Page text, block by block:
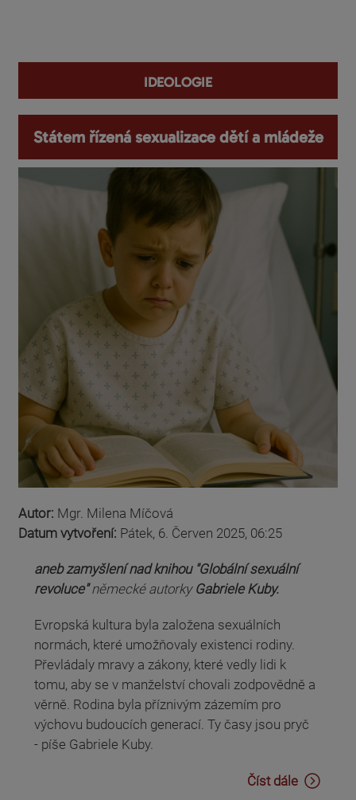
ideologie
Státem řízená sexualizace dětí a mládeže
Autor: Mgr. Milena Míčová
Datum vytvoření: Pátek, 6. Červen 2025, 06:25
aneb zamyšlení nad knihou "Globální sexuální
revoluce"německé autorkyGabriele Kuby.
Evropská kultura byla založena sexuálních
normách, které umožňovaly existenci rodiny.
Převládaly mravy a zákony, které vedly lidi k
tomu, aby se v manželství chovali zodpovědně a
věrně. Rodina byla příznivým zázemím pro
výchovu budoucích generací. Ty časy jsou pryč
- píše Gabriele Kuby.
Číst dále